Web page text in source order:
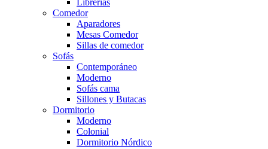
Comedor
Aparadores
Mesas Comedor
Sillas de comedor
Sofás
Contemporáneo
Moderno
Sofás cama
Sillones y Butacas
Dormitorio
Moderno
Colonial
Dormitorio Nórdico